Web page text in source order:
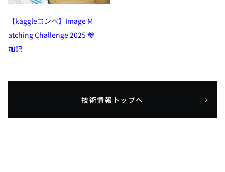
【kaggleコンペ】Image M
atching Challenge 2025 参
加記
技術情報トップへ